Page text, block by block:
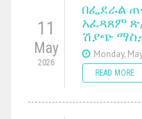
11
May
2026
በፌደራል
አፈጻጸም
ሽያጭ
Monday,
READ MORE